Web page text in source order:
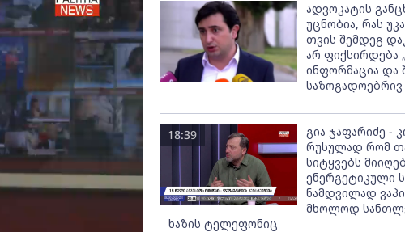
ადვოკატის
უცნობია, რას
თვის შემდეგ
არ ფიქსირდება
ინფორმაცია და
გია ჯაფარიძე -
რუსულად რომ
სიტყვებს
ენერგეტიკული
ნამდვილად
მხოლოდ
ხაზის ტელეფონიც
18:39